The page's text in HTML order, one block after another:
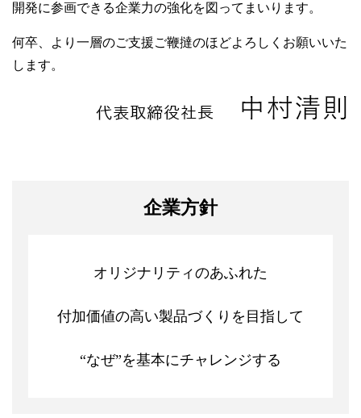
開発に参画できる企業力の強化を図ってまいります。
何卒、より一層のご支援ご鞭撻のほどよろしくお願いいた
します。
企業方針
オリジナリティのあふれた
付加価値の高い製品づくりを目指して
“なぜ”を基本にチャレンジする